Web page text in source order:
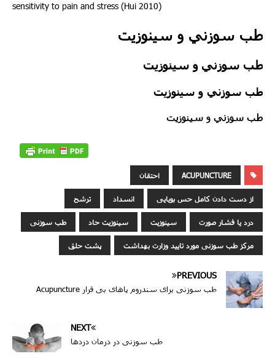
sensitivity to pain and stress (Hui 2010)
طب سوزني و سینوزیت
طب سوزني و سینوزیت
طب سوزني و سینوزیت
طب سوزني و سینوزیت
ACUPUNCTURE احتقان
از دست دادن کامل حس بویایی انسداد ترشح
درد یا فشار صورت سینوزیت سینوزیت حاد طب سوزنی
مرکز طب سوزنی مورد تایید وزارت بهداشت پشت حلق
PREVIOUS
طب سوزنی برای سندروم پاهای بی قرار Acupuncture
NEXT
طب سوزنی در درمان دردها